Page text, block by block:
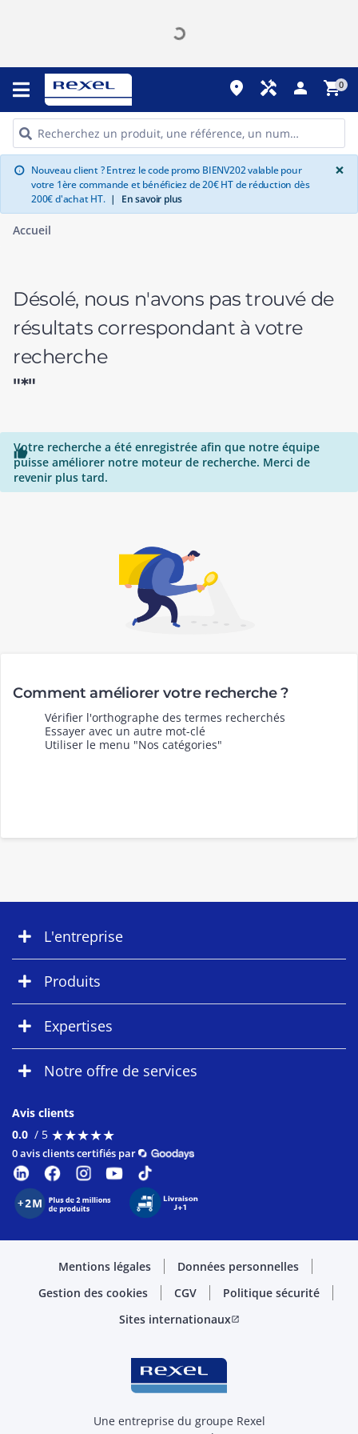
place handyman person shopping_cart0
info Nouveau client ? Entrez le code promo BIENV202 valable pour
votre 1ère commande et bénéficiez de 20€ HT de réduction dès
200€ d'achat HT. | En savoir plus
×
Accueil
Désolé, nous n'avons pas trouvé de
résultats correspondant à votre
recherche
"*"

Votre recherche a été enregistrée afin que notre équipe
puisse améliorer notre moteur de recherche. Merci de
revenir plus tard.
Comment améliorer votre recherche ?
Vérifier l'orthographe des termes recherchés
Essayer avec un autre mot-clé
Utiliser le menu "Nos catégories"
L'entreprise
Produits
Expertises
Notre offre de services
Avis clients
0.0 / 5 ★★★★★
★★★★★
0 avis clients certifiés par
Mentions légales
Données personnelles
Gestion des cookies
CGV
Politique sécurité
Sites internationauxopen_in_new
Une entreprise du groupe Rexel